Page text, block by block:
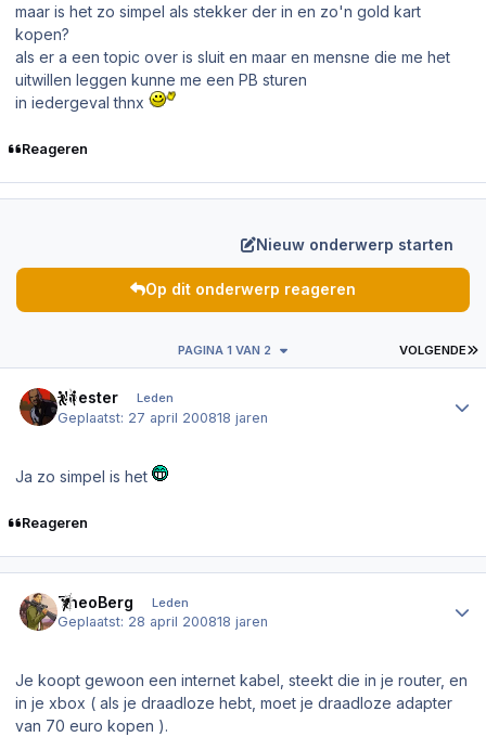
maar is het zo simpel als stekker der in en zo'n gold kart
kopen?
als er a een topic over is sluit en maar en mensne die me het
uitwillen leggen kunne me een PB sturen
in iedergeval thnx
Reageren
Nieuw onderwerp starten
Op dit onderwerp reageren
VOLGENDE
PAGINA 1 VAN 2
Heester Leden
Geplaatst: 27 april 200818 jaren
Ja zo simpel is het
Reageren
TheoBerg Leden
Geplaatst: 28 april 200818 jaren
Je koopt gewoon een internet kabel, steekt die in je router, en
in je xbox ( als je draadloze hebt, moet je draadloze adapter
van 70 euro kopen ).